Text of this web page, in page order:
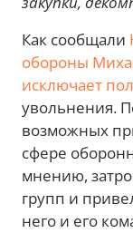
Как сообщали
обороны
исключает
увольнения.
возможных
сфере
мнению,
групп и
него и его